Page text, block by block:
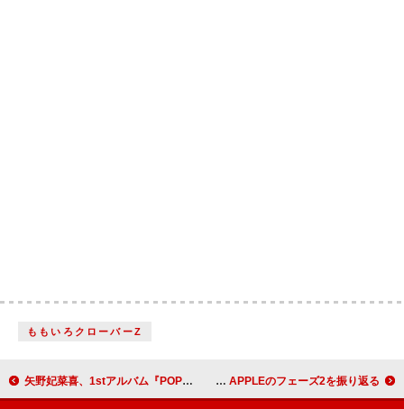
ももいろクローバーZ
矢野妃菜喜、1stアルバム『POPPING BOX』3/5に発売決定 バンド初のレコ大3連覇 偉業尽くしのMrs. GREEN APPLEのフェーズ2を振り返る